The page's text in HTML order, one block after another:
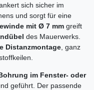
sich sicher im
und sorgt für eine
mit Ø 7 mm greift
des Mauerwerks.
Distanzmontage , ganz
im Fenster- oder
geführt. Der passende